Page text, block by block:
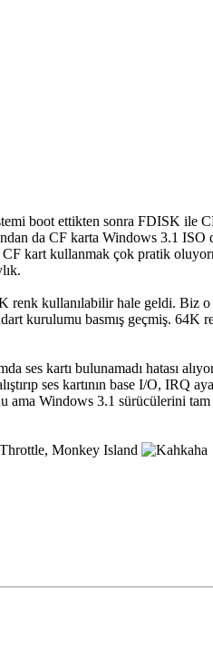
boot ettikten sonra FDISK ile
da CF karta Windows 3.1 ISO
kart kullanmak çok pratik
renk kullanılabilir hale geldi. Biz
kurulumu basmış geçmiş.
ses kartı bulunamadı hatası
ses kartının base I/O, IRQ
Windows 3.1 sürücülerini tam
Monkey Island